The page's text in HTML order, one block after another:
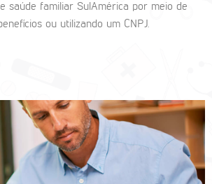
saúde familiar SulAmérica por meio de
ou utilizando um CNPJ.